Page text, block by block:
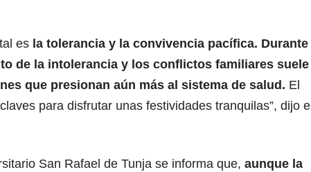
es la tolerancia y la convivencia pacífica. Durante
de la intolerancia y los conflictos familiares suele
que presionan aún más al sistema de salud. El
para disfrutar unas festividades tranquilas”, dijo el
San Rafael de Tunja se informa que, aunque la